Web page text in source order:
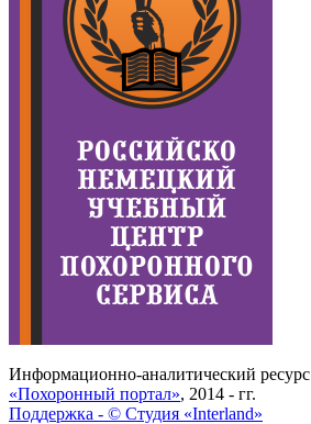
Информационно-аналитический ресурс
«Похоронный портал», 2014 - гг.
Поддержка - © Cтудия «Interland»